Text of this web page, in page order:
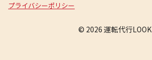
プライバシーポリシー
© 2026 運転代行LOOK